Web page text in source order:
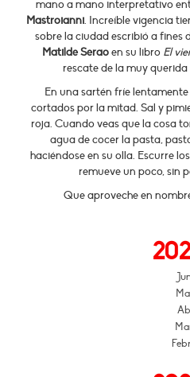
mano a mano interpretativo
Mastroianni. Increíble vigencia
sobre la ciudad escribió a fines
Matilde Seraoen su libro El
rescate de la muy
En una sartén fríe
cortados por la mitad. Sal y
roja. Cuando veas que la cosa
agua de cocer la pasta,
haciéndose en su olla. Escurre
remueve un poco, sin
Que aproveche en